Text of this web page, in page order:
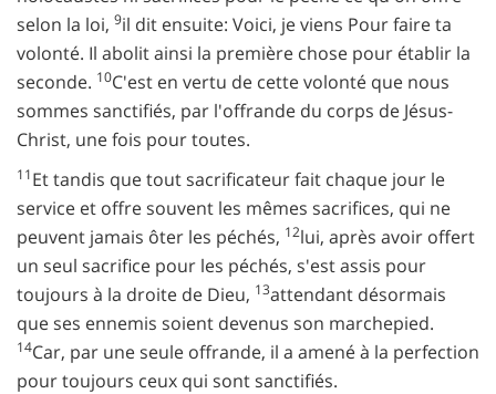
selon la loi, 9il dit ensuite: Voici, je viens Pour faire ta
volonté. Il abolit ainsi la première chose pour établir la
seconde. 10C'est en vertu de cette volonté que nous
sommes sanctifiés, par l'offrande du corps de Jésus-
Christ, une fois pour toutes.
11Et tandis que tout sacrificateur fait chaque jour le
service et offre souvent les mêmes sacrifices, qui ne
peuvent jamais ôter les péchés, 12lui, après avoir offert
un seul sacrifice pour les péchés, s'est assis pour
toujours à la droite de Dieu, 13attendant désormais
que ses ennemis soient devenus son marchepied.
14Car, par une seule offrande, il a amené à la perfection
pour toujours ceux qui sont sanctifiés.